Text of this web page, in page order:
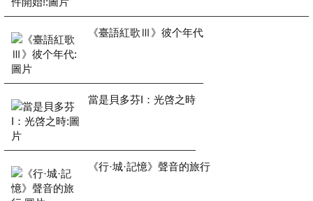
《臺語紅歌Ⅲ》彼个年代
當是貝多芬I：光啓之時
《行·城·記憶》聲音的旅行